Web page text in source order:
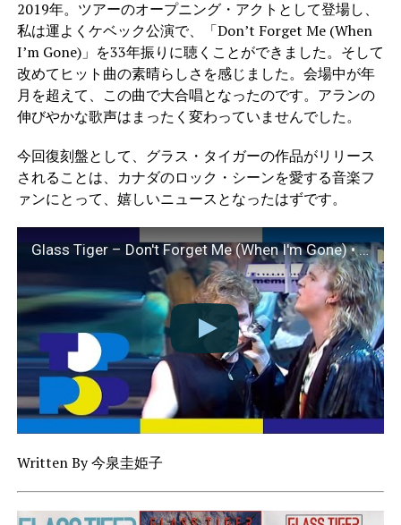
2019年。ツアーのオープニング・アクトとして登場し、
私は運よくケベック公演で、「Don’t Forget Me (When
I’m Gone)」を33年振りに聴くことができました。そして
改めてヒット曲の素晴らしさを感じました。会場中が年
月を超えて、この曲で大合唱となったのです。アランの
伸びやかな歌声はまったく変わっていませんでした。
今回復刻盤として、グラス・タイガーの作品がリリース
されることは、カナダのロック・シーンを愛する音楽フ
ァンにとって、嬉しいニュースとなったはずです。
Glass Tiger – Don't Forget Me (When I'm Gone) • TopPop
Written By 今泉圭姫子